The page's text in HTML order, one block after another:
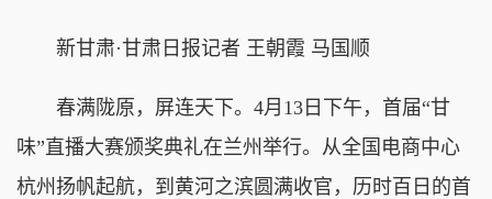
新甘肃·甘肃日报记者 王朝霞 马国顺
春满陇原，屏连天下。4月13日下午，首届“甘
味”直播大赛颁奖典礼在兰州举行。从全国电商中心
杭州扬帆起航，到黄河之滨圆满收官，历时百日的首